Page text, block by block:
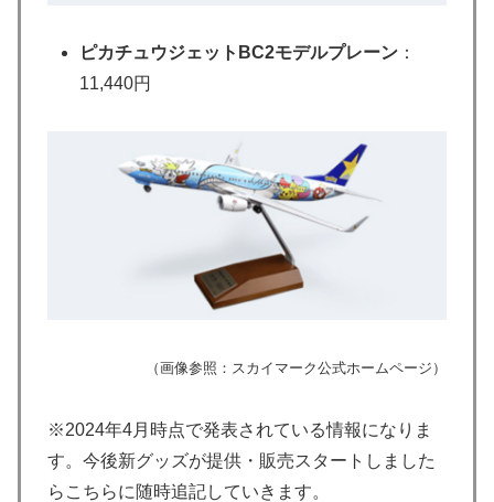
ピカチュウジェットBC2モデルプレーン ：
11,440円
（画像参照：スカイマーク公式ホームページ）
※2024年4月時点で発表されている情報になりま
す。今後新グッズが提供・販売スタートしました
らこちらに随時追記していきます。